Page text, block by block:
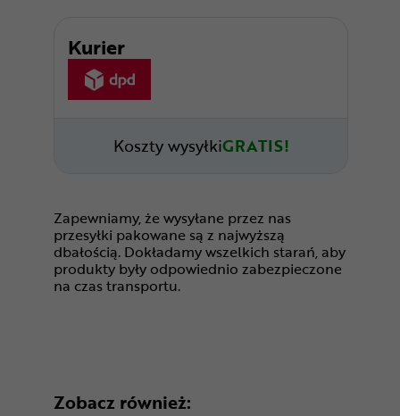
Kurier
Koszty wysyłkiGRATIS!
Zapewniamy, że wysyłane przez nas
przesyłki pakowane są z najwyższą
dbałością. Dokładamy wszelkich starań, aby
produkty były odpowiednio zabezpieczone
na czas transportu.
Zobacz również: